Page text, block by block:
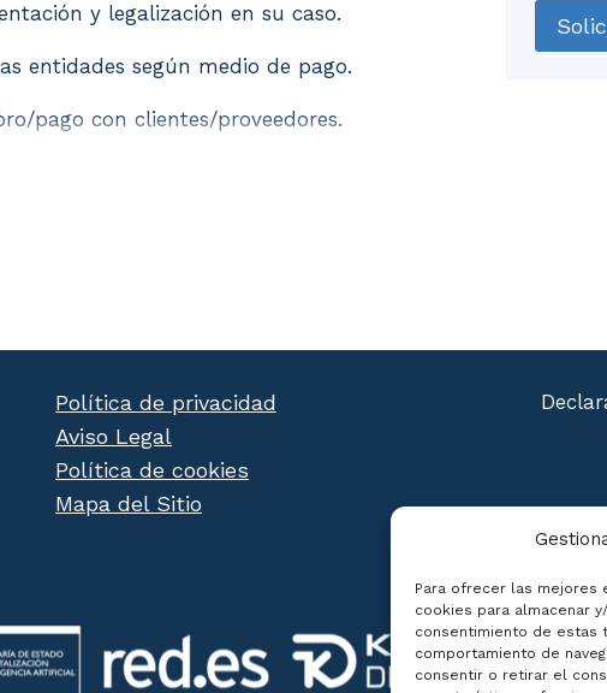
Para ofrecer las mejores
cookies para almacenar
consentimiento de estas
comportamiento de
consentir o retirar el
y legalización en su caso.
entidades según medio de pago.
pago con clientes/proveedores.
Política de privacidad
Aviso Legal
Política de cookies
Mapa del Sitio